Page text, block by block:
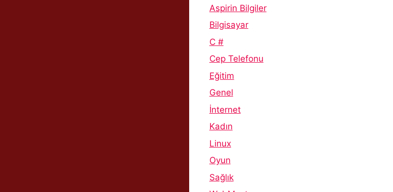
Aspirin Bilgiler
Bilgisayar
C #
Cep Telefonu
Eğitim
Genel
İnternet
Kadın
Linux
Oyun
Sağlık